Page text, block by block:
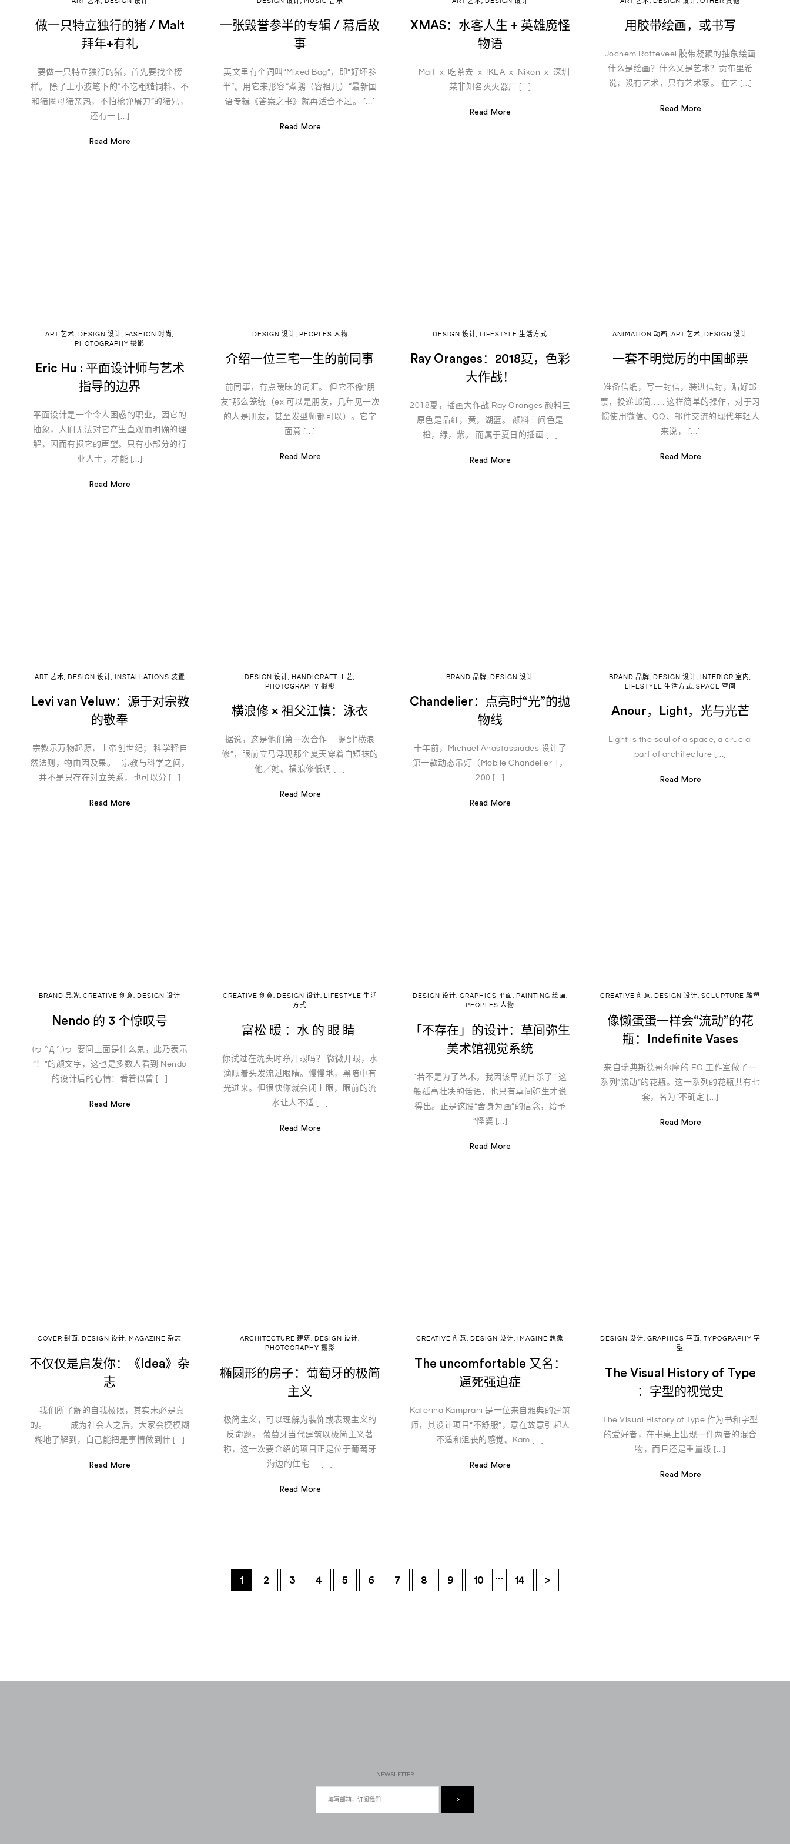
Fashion
Photography
Tasta Goods
Specials
做一只特立独行的猪 / Malt
拜年+有礼
要做一只特立独行的猪，首先要找个榜
样。 除了王小波笔下的“不吃粗糙饲料、不
和猪圈母猪亲热，不怕枪弹屠刀”的猪兄，
还有一 […]
Read More
一张毁誉参半的专辑 / 幕后故
事
英文里有个词叫“Mixed Bag”，即“好坏参
半”。用它来形容“煮鹅（容祖儿）”最新国
语专辑《答案之书》就再适合不过。 […]
Read More
XMAS：水客人生 + 英雄魔怪
物语
Malt x 吃茶去 x IKEA x Nikon x 深圳
某非知名灭火器厂 […]
Read More
用胶带绘画，或书写
Jochem Rotteveel 胶带凝聚的抽象绘画
什么是绘画？什么又是艺术？贡布里希
说，没有艺术，只有艺术家。 在艺 […]
Read More
ART 艺术, DESIGN 设计, FASHION 时尚,
PHOTOGRAPHY 摄影
Eric Hu : 平面设计师与艺术
指导的边界
平面设计是一个令人困惑的职业，因它的
抽象，人们无法对它产生直观而明确的理
解，因而有损它的声望。只有小部分的行
业人士，才能 […]
Read More
DESIGN 设计, PEOPLES 人物
介绍一位三宅一生的前同事
前同事，有点暧昧的词汇。 但它不像“朋
友”那么笼统（ex 可以是朋友，几年见一次
的人是朋友，甚至发型师都可以）。它字
面意 […]
Read More
DESIGN 设计, LIFESTYLE 生活方式
Ray Oranges：2018夏，色彩
大作战！
2018夏，插画大作战 Ray Oranges 颜料三
原色是品红，黄，湖蓝。 颜料三间色是
橙，绿，紫。 而属于夏日的插画 […]
Read More
ANIMATION 动画,ART 艺术, DESIGN 设计
一套不明觉厉的中国邮票
准备信纸，写一封信，装进信封，贴好邮
票，投递邮筒…… 这样简单的操作，对于习
惯使用微信、QQ、邮件交流的现代年轻人
来说， […]
Read More
ART 艺术, DESIGN 设计, INSTALLATIONS 装置
Levi van Veluw：源于对宗教
的敬奉
宗教示万物起源，上帝创世纪； 科学释自
然法则，物由因及果。 宗教与科学之间，
并不是只存在对立关系，也可以分 […]
Read More
DESIGN 设计, HANDICRAFT 工艺,
PHOTOGRAPHY 摄影
横浪修 × 祖父江慎：泳衣
据说，这是他们第一次合作 提到“横浪
修”，眼前立马浮现那个夏天穿着白短袜的
他／她。横浪修低调 […]
Read More
BRAND 品牌, DESIGN 设计
Chandelier：点亮时“光”的抛
物线
十年前，Michael Anastassiades 设计了
第一款动态吊灯（Mobile Chandelier 1，
200 […]
Read More
BRAND 品牌, DESIGN 设计, INTERIOR 室内,
LIFESTYLE 生活方式, SPACE 空间
Anour，Light，光与光芒
Light is the soul of a space, a crucial
part of architecture […]
Read More
BRAND 品牌,CREATIVE 创意, DESIGN 设计
Nendo 的 3 个惊叹号
(っ °Д °;)っ 要问上面是什么鬼，此乃表示
“！”的颜文字，这也是多数人看到 Nendo
的设计后的心情：看着似曾 […]
Read More
CREATIVE 创意, DESIGN 设计, LIFESTYLE 生活
方式
富松 暖 ：水 的 眼 睛
你试过在洗头时睁开眼吗？ 微微开眼，水
滴顺着头发流过眼睛。慢慢地，黑暗中有
光进来。但很快你就会闭上眼，眼前的流
水让人不适 […]
Read More
DESIGN 设计, GRAPHICS 平面, PAINTING 绘画,
PEOPLES 人物
「不存在」的设计：草间弥生
美术馆视觉系统
“若不是为了艺术，我因该早就自杀了” 这
般孤高壮决的话语，也只有草间弥生才说
得出。正是这股“舍身为画”的信念，给予
“怪婆 […]
Read More
CREATIVE 创意, DESIGN 设计,SCLUPTURE 雕塑
像懒蛋蛋一样会“流动”的花
瓶：Indefinite Vases
来自瑞典斯德哥尔摩的 EO 工作室做了一
系列”流动”的花瓶。这一系列的花瓶共有七
套，名为“不确定 […]
Read More
COVER 封面, DESIGN 设计, MAGAZINE 杂志
不仅仅是启发你：《Idea》杂
志
我们所了解的自我极限，其实未必是真
的。 —— 成为社会人之后，大家会模模糊
糊地了解到，自己能把是事情做到什 […]
Read More
ARCHITECTURE 建筑, DESIGN 设计,
PHOTOGRAPHY 摄影
椭圆形的房子：葡萄牙的极简
主义
极简主义，可以理解为装饰或表现主义的
反命题。 葡萄牙当代建筑以极简主义著
称，这一次要介绍的项目正是位于葡萄牙
海边的住宅— […]
Read More
CREATIVE 创意, DESIGN 设计, IMAGINE 想象
The uncomfortable 又名：
逼死强迫症
Katerina Kamprani 是一位来自雅典的建筑
师，其设计项目“不舒服”，意在故意引起人
不适和沮丧的感觉。Kam […]
Read More
DESIGN 设计, GRAPHICS 平面, TYPOGRAPHY 字
型
The Visual History of Type
：字型的视觉史
The Visual History of Type 作为书和字型
的爱好者，在书桌上出现一件两者的混合
物，而且还是重量级 […]
Read More
1 2 3 4 5 6 7 8 9 10 ... 14 >
NEWSLETTER